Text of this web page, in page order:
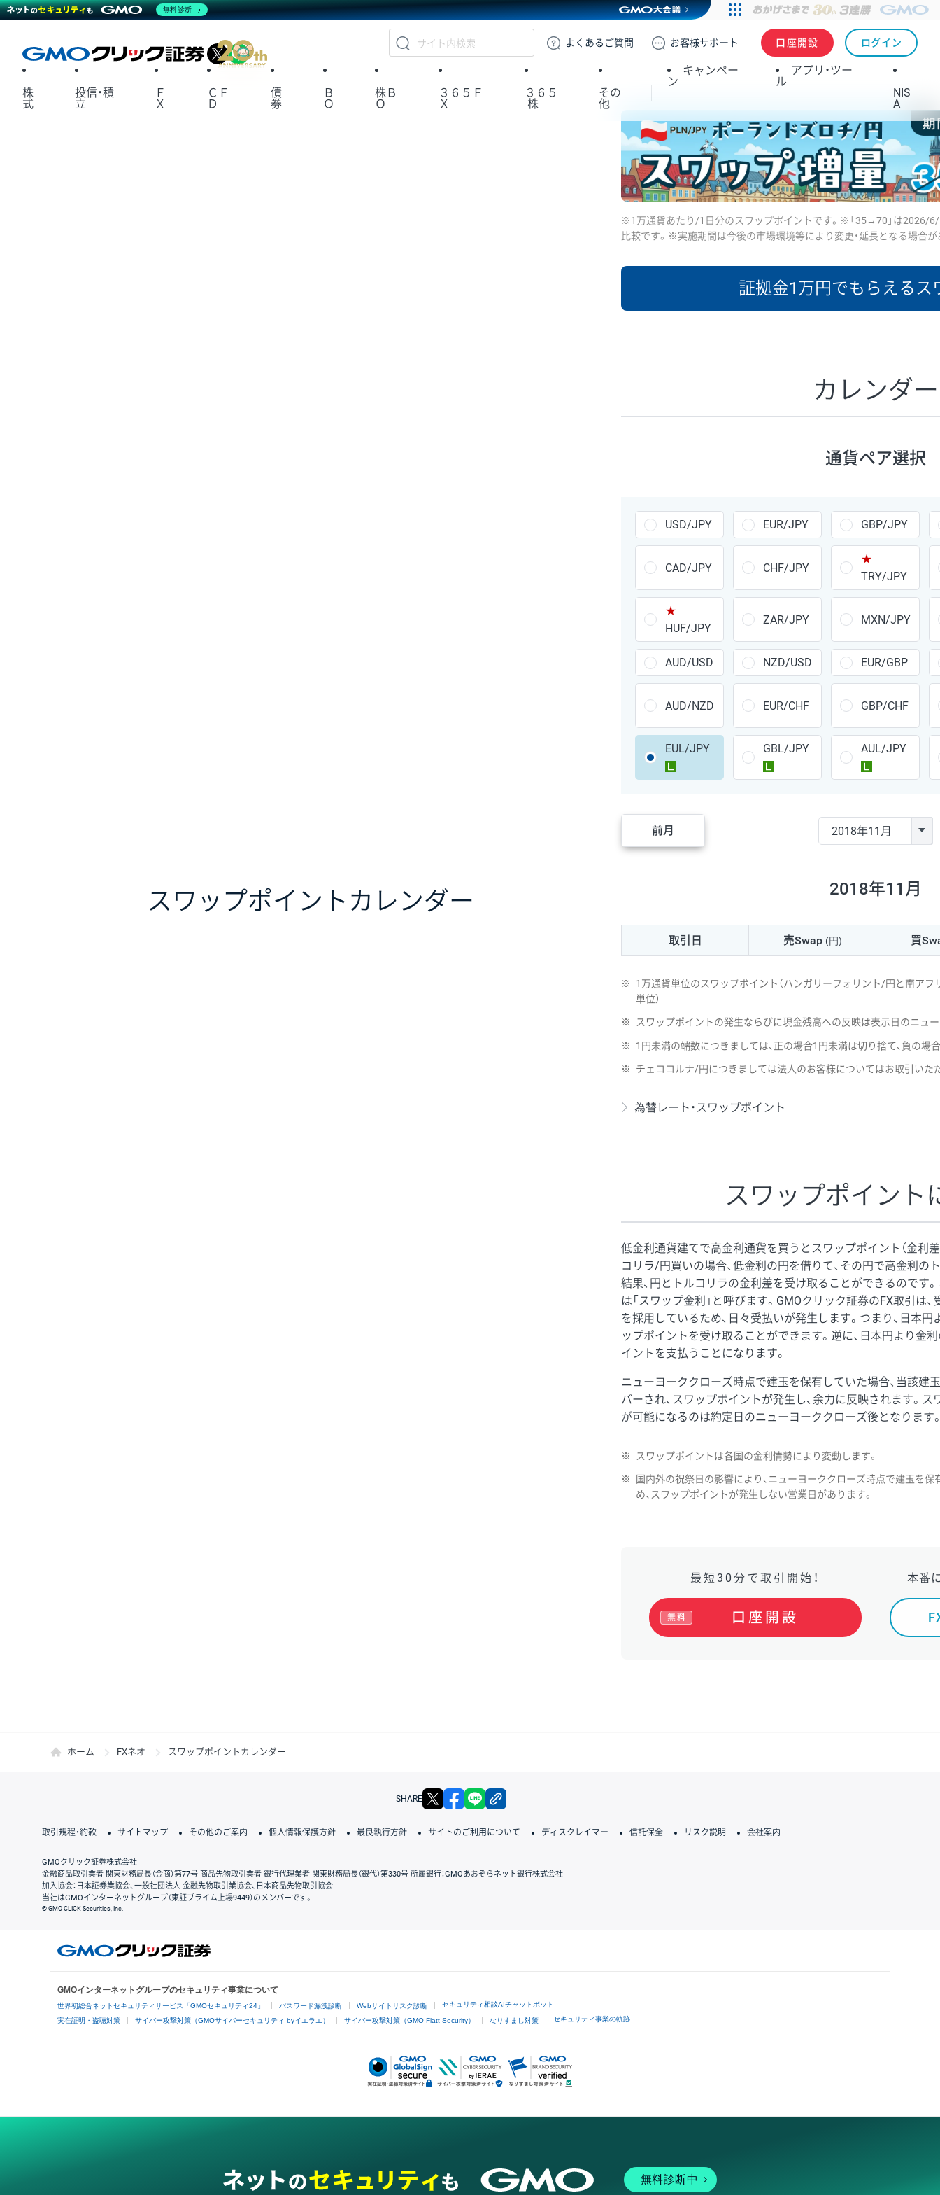
GMOクリック証券
よくある ご質問 お客様サポート 口座開設 ログイン
X
株
式
投信・積
立
Ｆ
Ｘ
ＣＦ
Ｄ
債
券
Ｂ
Ｏ
株Ｂ
Ｏ
３６５Ｆ
Ｘ
３６５
株
その
他
キャンペー
ン
アプリ・ツー
ル
NIS
A
スワップポイント カレンダー
※1万通貨あたり/1日分のスワップポイントです。※「35→70」は2026/6/
比較です。※実施期間は今後の市場環境等により変更・延長となる場合が
証拠金1万円でもらえるス
あたりの
ポイント
GBP/JPY 170円
AUD/JPY 106円
NZD/JPY 28円
CAD/JPY 38円
CHF/JPY 34円
PLN/JPY 35円
HUF/JPY 16円
ZAR/JPY 130円
MXN/JPY 140円
AUD/USD
EUR/AUD 103円
160円
※ハンガリーフォリント/円と南アフリカランド/円とメキシコペソ/
カレンダー
通貨ペア選択
USD/JPY EUR/JPY GBP/JPY
CAD/JPY CHF/JPY
★
TRY/JPY
★
HUF/JPY
ZAR/JPY MXN/JPY
AUD/USD NZD/USD EUR/GBP
AUD/NZD EUR/CHF GBP/CHF
EUL/JPY
GBL/JPY
AUL/JPY
前月
2018年11月
取引日 売Swap (円) 買
※
1万通貨単位のスワップポイント（ハンガリーフォリント/円と南ア
単位）
※ スワップポイントの発生ならびに現金残高への反映は表示日のニュ
※ 1円未満の端数につきましては、正の場合1円未満は切り捨て、負の場
※ チェココルナ/円につきましては法人のお客様についてはお取引いた
為替レート・スワップポイント
スワップポイント
低金利通貨建てで高金利通貨を買うとスワップポイント（金利
コリラ/円買いの場合、低金利の円を借りて、その円で高金利の
結果、円とトルコリラの金利差を受け取ることができるのです
は「スワップ金利」と呼びます。GMOクリック証券のFX取引は
を採用しているため、日々受払いが発生します。つまり、日本
ップポイントを受け取ることができます。逆に、日本円より金
イントを支払うことになります。
ニューヨーククローズ時点で建玉を保有していた場合、当該建
バーされ、スワップポイントが発生し、余力に反映されます。
が可能になるのは約定日のニューヨーククローズ後となります
※ スワップポイントは各国の金利情勢により変動します。
※
国内外の祝祭日の影響により、ニューヨーククローズ時点で建玉を
め、スワップポイントが発生しない営業日があります。
最短30分で取引開始！
口座開設
無料
本番
ホーム FXネオ スワップポイントカレンダー
SHARE X facebook
取引規程・約款 サイトマップ その他のご案内 個人情報保護方針 最良執行方針 サイトのご利用について ディスクレイマー 信託保全 リスク説明 会社案内
GMOクリック証券株式会社
金融商品取引業者 関東財務局長（金商）第77号 商品先物取引業者 銀行代理業者 関東財務局長（銀代）第330号 所属銀行：GMOあおぞらネット銀行株式会社
加入協会：日本証券業協会、一般社団法人 金融先物取引業協会、日本商品先物取引協会
当社はGMOインターネットグループ（東証プライム上場9449）のメンバーです。
© GMO CLICK Securities, Inc.
GMOインターネットグループのセキュリティ事業について
世界初総合ネットセキュリティサービス「GMOセキュリティ24」 パスワード漏洩診断 Webサイトリスク診断 セキュリティ相談AIチャットボット
実在証明・盗聴対策 サイバー攻撃対策（GMOサイバーセキュリティ byイエラエ） サイバー攻撃対策（GMO Flatt Security） なりすまし対策 セキュリティ事業の軌跡
無料診断中
無料診断